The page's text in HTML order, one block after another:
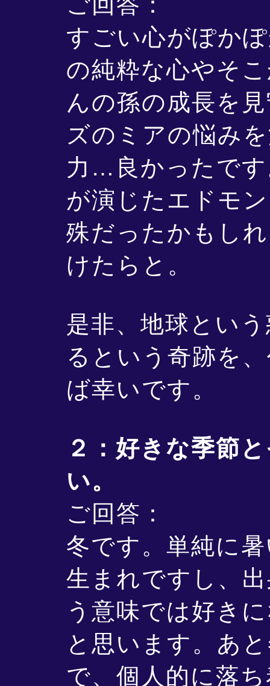
すごい心がぽか
の純粋な心やそ
んの孫の成長を
ズのミアの悩み
力…良かったで
が演じたエドモ
殊だったかもし
けたらと。
是非、地球とい
るという奇跡を
ば幸いです。
２：好きな季節
い。
ご回答：
冬です。単純に
生まれですし、
う意味では好き
と思います。あ
で、個人的に落